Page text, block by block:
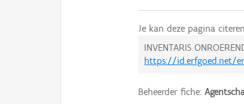
Je kan deze pagina
INVENTARIS
https://id.erfgoed.net/
Beheerder fiche: